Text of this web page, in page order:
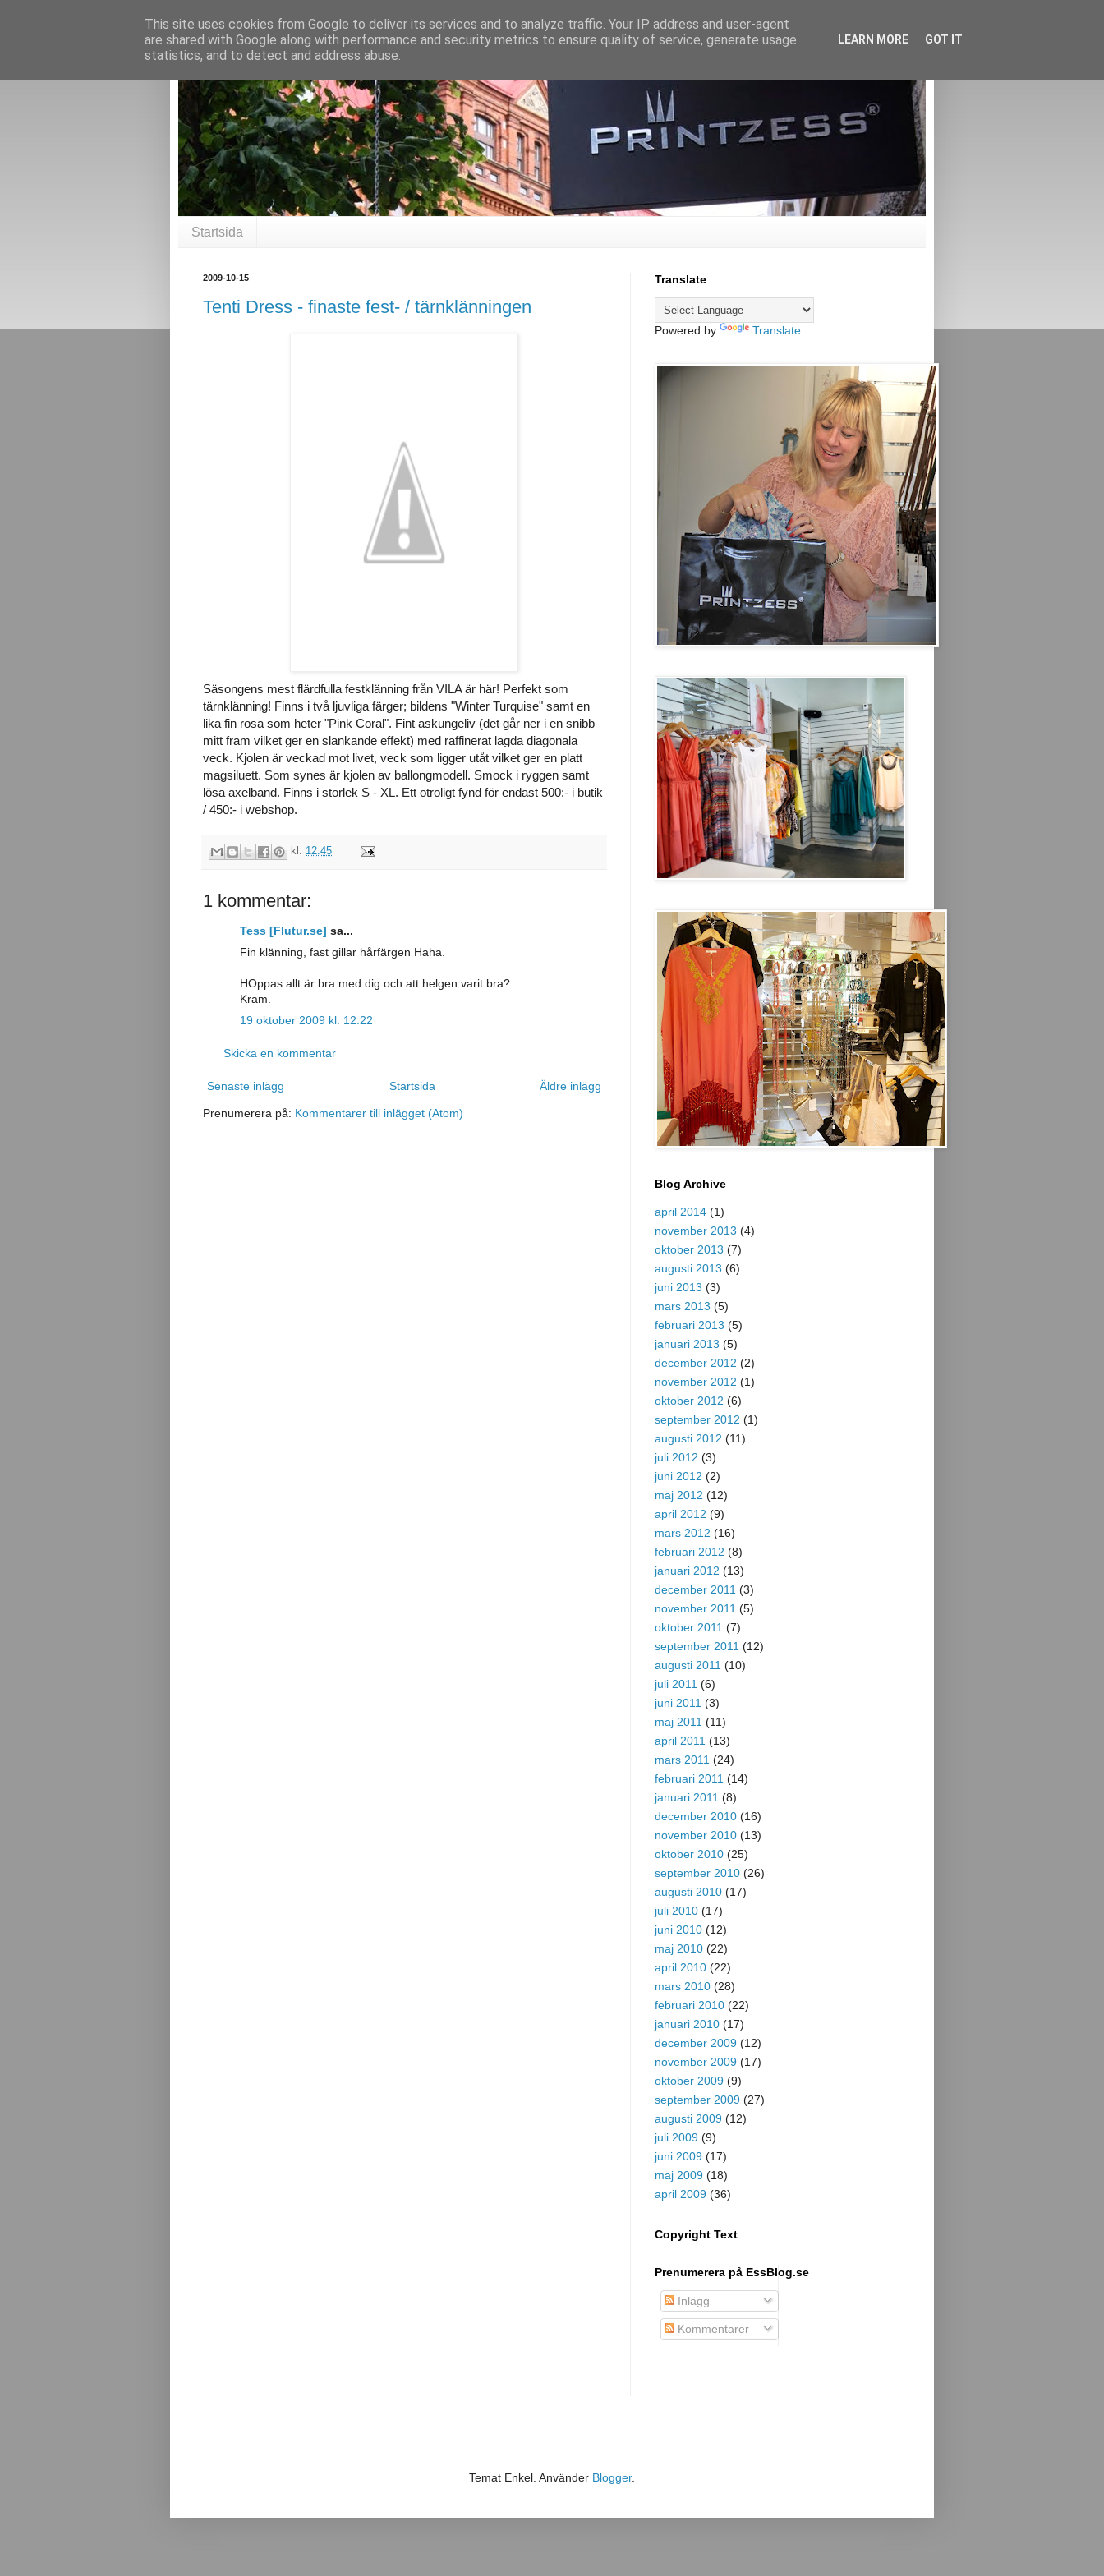
Startsida
2009-10-15
Tenti Dress - finaste fest- / tärnklänningen
Säsongens mest flärdfulla festklänning från VILA är här! Perfekt som
tärnklänning! Finns i två ljuvliga färger; bildens "Winter Turquise" samt en
lika fin rosa som heter "Pink Coral". Fint askungeliv (det går ner i en snibb
mitt fram vilket ger en slankande effekt) med raffinerat lagda diagonala
veck. Kjolen är veckad mot livet, veck som ligger utåt vilket ger en platt
magsiluett. Som synes är kjolen av ballongmodell. Smock i ryggen samt
lösa axelband. Finns i storlek S - XL. Ett otroligt fynd för endast 500:- i butik
/ 450:- i webshop.
kl. 12:45
1 kommentar:
Tess [Flutur.se] sa...
Fin klänning, fast gillar hårfärgen Haha.
HOppas allt är bra med dig och att helgen varit bra?
Kram.
19 oktober 2009 kl. 12:22
Skicka en kommentar
Senaste inlägg Äldre inlägg
Startsida
Prenumerera på: Kommentarer till inlägget (Atom)
Translate
Powered by Translate
Blog Archive
april 2014 (1)
november 2013 (4)
oktober 2013 (7)
augusti 2013 (6)
juni 2013 (3)
mars 2013 (5)
februari 2013 (5)
januari 2013 (5)
december 2012 (2)
november 2012 (1)
oktober 2012 (6)
september 2012 (1)
augusti 2012 (11)
juli 2012 (3)
juni 2012 (2)
maj 2012 (12)
april 2012 (9)
mars 2012 (16)
februari 2012 (8)
januari 2012 (13)
december 2011 (3)
november 2011 (5)
oktober 2011 (7)
september 2011 (12)
augusti 2011 (10)
juli 2011 (6)
juni 2011 (3)
maj 2011 (11)
april 2011 (13)
mars 2011 (24)
februari 2011 (14)
januari 2011 (8)
december 2010 (16)
november 2010 (13)
oktober 2010 (25)
september 2010 (26)
augusti 2010 (17)
juli 2010 (17)
juni 2010 (12)
maj 2010 (22)
april 2010 (22)
mars 2010 (28)
februari 2010 (22)
januari 2010 (17)
december 2009 (12)
november 2009 (17)
oktober 2009 (9)
september 2009 (27)
augusti 2009 (12)
juli 2009 (9)
juni 2009 (17)
maj 2009 (18)
april 2009 (36)
Copyright Text
Prenumerera på EssBlog.se
Inlägg
Kommentarer
Temat Enkel. Använder Blogger.
This site uses cookies from Google to deliver its services and to analyze traffic. Your IP address and user-agent
are shared with Google along with performance and security metrics to ensure quality of service, generate usage
statistics, and to detect and address abuse.
LEARN MORE GOT IT